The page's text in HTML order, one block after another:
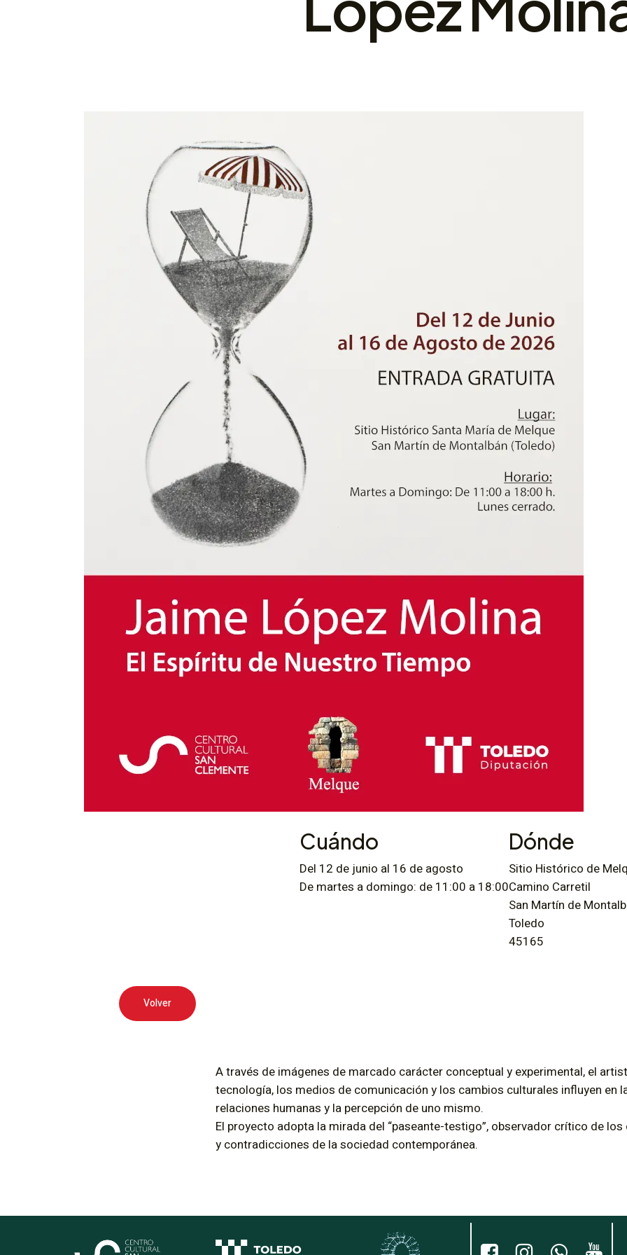
Cuándo
Del 12 de junio al 16 de agosto
De martes a domingo: de 11:00 a 18:00
Dónde
Sitio Histórico de
Camino Carretil
San Martín de
Toledo
45165
Volver
A través de imágenes de marcado carácter conceptual y experimental, el
tecnología, los medios de comunicación y los cambios culturales influyen en
relaciones humanas y la percepción de uno mismo.
El proyecto adopta la mirada del “paseante-testigo”, observador crítico de
y contradicciones de la sociedad contemporánea.